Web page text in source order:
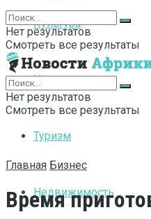
Культура
Интернет
Туризм
Недвижимость
Нет результатов
Смотреть все результаты
Нет результатов
Смотреть все результаты
Главная Бизнес
Время